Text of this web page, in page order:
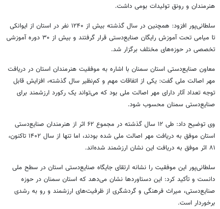
هنرمندان و رونق تولیدات بومی داشت.
سلطانی‌پور افزود: همچنین در سال گذشته بیش از ۱۲۴۰ نفر در استان از ایوانکی
تا میامی تحت آموزش رایگان صنایع‌دستی قرار گرفتند و بیش از ۳۰ دوره آموزشی
تخصصی در حوزه‌های مختلف برگزار شد.
معاون صنایع‌دستی استان سمنان با اشاره به موفقیت هنرمندان استان در دریافت
مهر اصالت ملی گفت: یکی از اتفاقات مهم و کم‌نظیر سال گذشته، افزایش قابل
توجه تعداد آثار دارای مهر اصالت ملی بود که می‌تواند یک رکورد ارزشمند برای
صنایع‌دستی سمنان محسوب شود.
وی توضیح داد: طی ۱۲ سال گذشته در مجموع ۶۲ اثر از هنرمندان صنایع‌دستی
استان موفق به دریافت مهر اصالت ملی شده بودند، اما تنها از سال ۱۴۰۲ تاکنون،
۸۱ اثر موفق به دریافت این نشان ارزشمند شده‌اند.
سلطانی‌پور این موفقیت را نشانه ارتقای جایگاه صنایع‌دستی استان در سطح ملی
دانست و تأکید کرد: این دستاوردها نشان می‌دهد که استان سمنان در حوزه
صنایع‌دستی، میراث فرهنگی و گردشگری از ظرفیت‌های ارزشمند و رو به رشدی
برخوردار است.